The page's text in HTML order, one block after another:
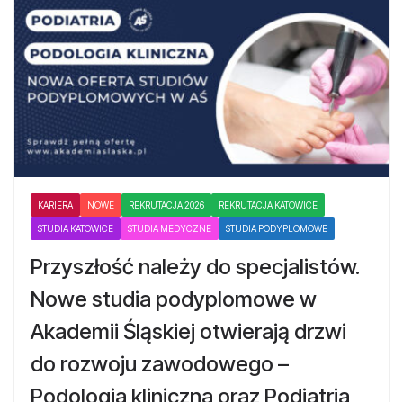
KARIERA NOWE REKRUTACJA 2026 REKRUTACJA KATOWICE
STUDIA KATOWICE STUDIA MEDYCZNE STUDIA PODYPLOMOWE
Przyszłość należy do specjalistów.
Nowe studia podyplomowe w
Akademii Śląskiej otwierają drzwi
do rozwoju zawodowego –
Podologia kliniczna oraz Podiatria